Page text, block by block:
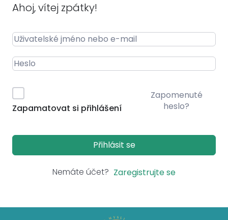
Ahoj, vítej zpátky!
Zapamatovat si přihlášení
Zapomenuté
heslo?
Přihlásit se
Nemáte účet? Zaregistrujte se